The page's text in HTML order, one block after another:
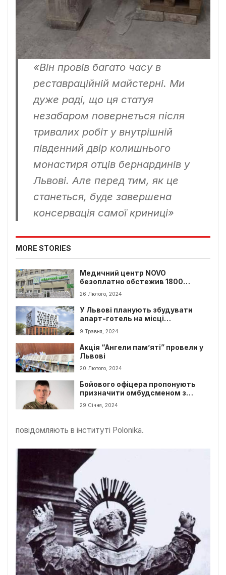
«Він провів багато часу в
реставраційній майстерні. Ми
дуже раді, що ця статуя
незабаром повернеться після
тривалих робіт у внутрішній
південний двір колишнього
монастиря отців бернардинів у
Львові. Але перед тим, як це
станеться, буде завершена
консервація самої криниці»
MORE STORIES
Медичний центр NOVO
безоплатно обстежив 1800
учасників бойових дій
26 Лютого, 2024
У Львові планують збудувати
апарт-готель на місці
бомбосховища на Сихові
9 Травня, 2024
Акція “Ангели пам’яті” провели у
Львові
20 Лютого, 2024
Бойового офіцера пропонують
призначити омбудсменом з
питань ветеранів у Львові
29 Січня, 2024
повідомляють в інституті Polonika.